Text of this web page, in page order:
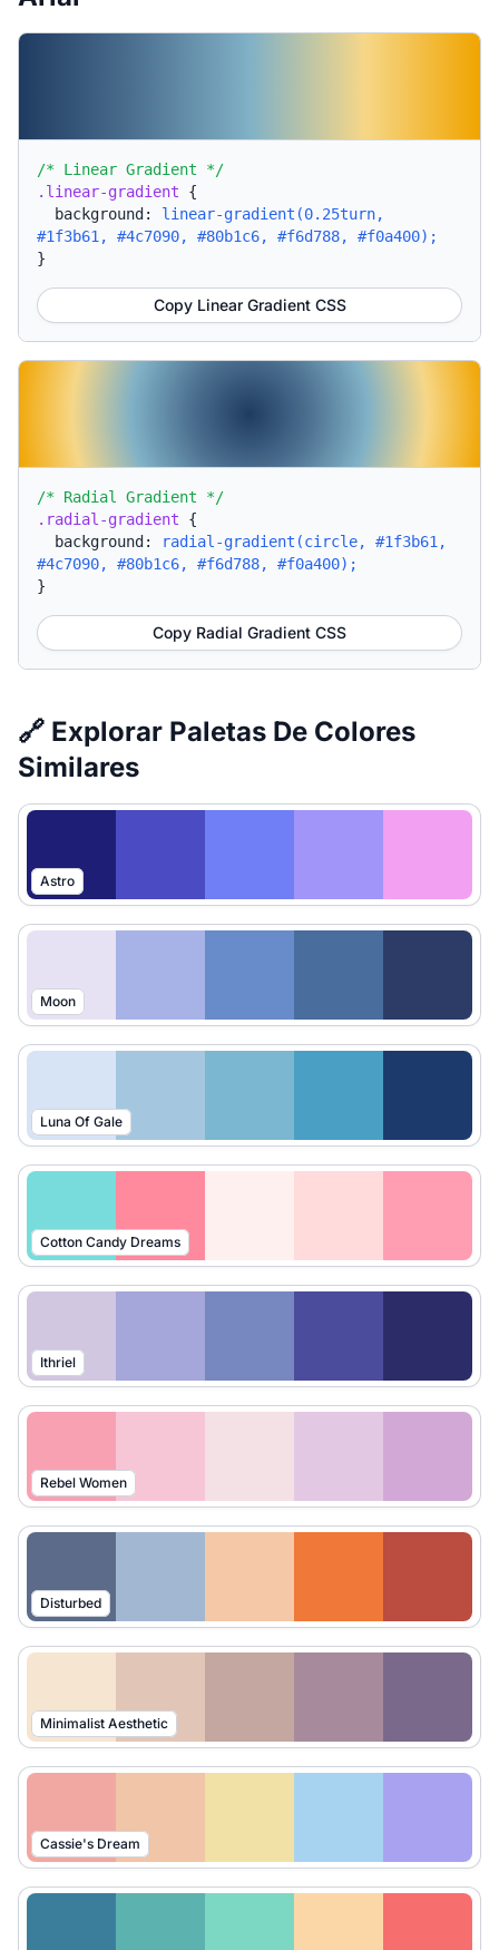
/* Linear Gradient */
.linear-gradient {
background: linear-gradient(0.25turn,
#1f3b61, #4c7090, #80b1c6, #f6d788, #f0a400);
}
Copy Linear Gradient CSS
/* Radial Gradient */
.radial-gradient {
background:
radial-gradient(circle, #1f3b61,
#4c7090, #80b1c6, #f6d788, #f0a400);
}
Copy Radial Gradient CSS
🔗 Explorar Paletas De Colores
Similares
Astro
Moon
Luna Of Gale
Cotton Candy Dreams
Ithriel
Rebel Women
Disturbed
Minimalist Aesthetic
Cassie's Dream